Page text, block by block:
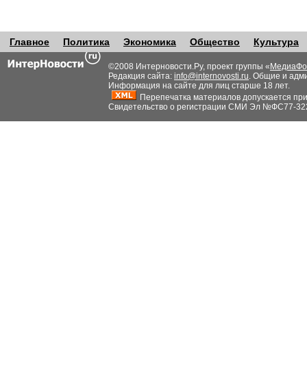
Главное Политика Экономика Общество Культура
©2008 Интерновости.Ру, проект группы «
Редакция сайта: info@internovosti.ru. Общие и
Информация на сайте для лиц старше 18 лет.
Перепечатка материалов допускается
Свидетельство о регистрации СМИ Эл №ФС77-